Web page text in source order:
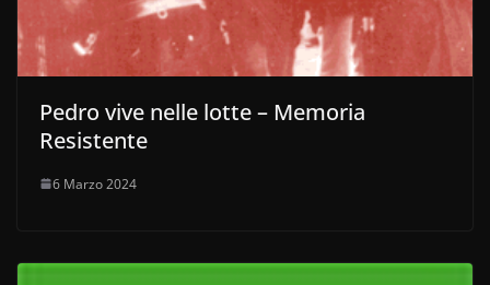
Pedro vive nelle lotte – Memoria
Resistente
6 Marzo 2024